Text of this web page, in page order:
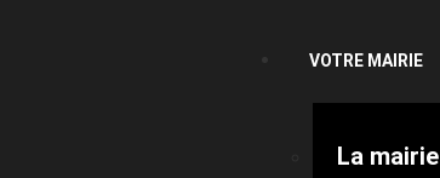
VOTRE MAIRIE
La mairie